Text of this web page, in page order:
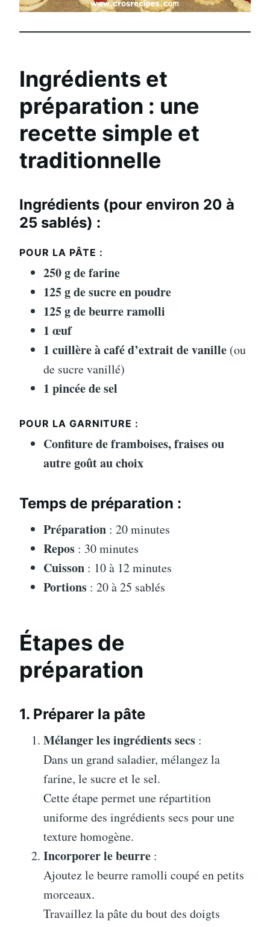
Ingrédients et
préparation : une
recette simple et
traditionnelle
Ingrédients (pour environ 20 à
25 sablés) :
POUR LA PÂTE :
250 g de farine
125 g de sucre en poudre
125 g de beurre ramolli
1 œuf
1 cuillère à café d’extrait de vanille (ou
de sucre vanillé)
1 pincée de sel
POUR LA GARNITURE :
Confiture de framboises, fraises ou
autre goût au choix
Temps de préparation :
Préparation : 20 minutes
Repos : 30 minutes
Cuisson : 10 à 12 minutes
Portions : 20 à 25 sablés
Étapes de
préparation
1. Préparer la pâte
Mélanger les ingrédients secs :
Dans un grand saladier, mélangez la
farine, le sucre et le sel.
Cette étape permet une répartition
uniforme des ingrédients secs pour une
texture homogène.
Incorporer le beurre :
Ajoutez le beurre ramolli coupé en petits
morceaux.
Travaillez la pâte du bout des doigts